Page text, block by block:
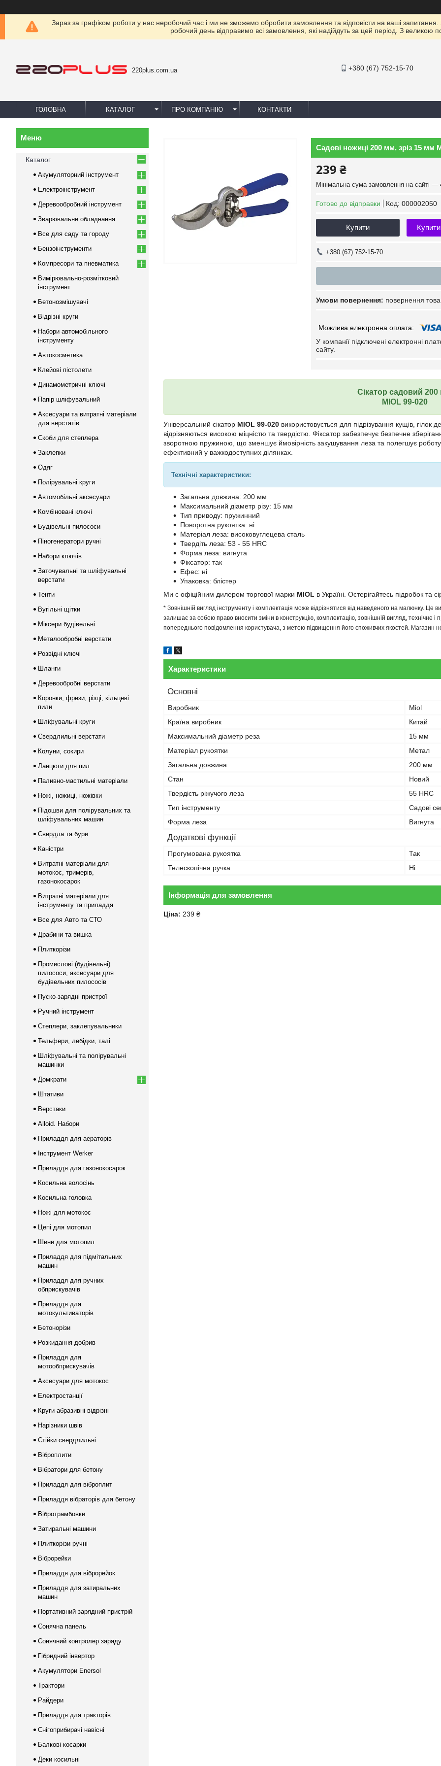
Зараз за графіком роботи у нас неробочий час і ми не зможемо обробити замовлення та відповісти на ваші
робочий день відправимо всі замовлення, які надійдуть за цей період. З великою
220plus.com.ua +380 (67) 752-15-70
ГОЛОВНА КАТАЛОГ ПРО КОМПАНІЮ КОНТАКТИ
Садові ножиці 200 мм, зріз 15 мм
239 ₴
Мінімальна сума замовлення на сайті —
Готово до відправки Код: 000002050
Купити
+380 (67) 752-15-70
повернення
У компанії підключені електронні
сайту.
Сікатор садовий
MIOL 99-020
Універсальний сікатор MIOL 99-020 використовується для підрізування кущів, гілок
відрізняються високою міцністю та твердістю. Фіксатор забезпечує безпечне
зворотною пружиною, що зменшує ймовірність закушування леза та полегшує
ефективний у важкодоступних ділянках.
Технічні характеристики:
Загальна довжина: 200 мм
Максимальний діаметр різу: 15 мм
Тип приводу: пружинний
Поворотна рукоятка: ні
Матеріал леза: високовуглецева сталь
Твердіть леза: 53 - 55 HRC
Форма леза: вигнута
Фіксатор: так
Ефес: ні
Упаковка: блістер
Ми є офіційним дилером торгової марки MIOL в Україні. Остерігайтесь підробок та
* Зовнішній вигляд інструменту і комплектація може відрізнятися від наведеного на малюнку.
залишає за собою право вносити зміни в конструкцію, комплектацію, зовнішній вигляд, технічне
попереднього повідомлення користувача, з метою підвищення його споживчих якостей. Магазин
Характеристики
Основні
Виробник
Miol
Країна виробник
Китай
Максимальний діаметр реза
15 мм
Матеріал рукоятки
Метал
Загальна довжина
200 мм
Стан
Новий
Твердість ріжучого леза
55 HRC
Тип інструменту
Садові
Форма леза
Вигнута
Додаткові функції
Прогумована рукоятка
Так
Телескопічна ручка
Ні
Інформація для замовлення
Ціна: 239 ₴
Каталог
Акумуляторний інструмент
Електроінструмент
Деревообробний інструмент
Зварювальне обладнання
Все для саду та городу
Бензоінструменти
Компресори та пневматика
Вимірювально-розмітковий
інструмент
Бетонозмішувачі
Відрізні круги
Набори автомобільного
інструменту
Автокосметика
Клейові пістолети
Динамометричні ключі
Папір шліфувальний
Аксесуари та витратні матеріали
для верстатів
Скоби для степлера
Заклепки
Одяг
Полірувальні круги
Автомобільні аксесуари
Комбіновані ключі
Будівельні пилососи
Піногенератори ручні
Набори ключів
Заточувальні та шліфувальні
верстати
Тенти
Вугільні щітки
Міксери будівельні
Металообробні верстати
Розвідні ключі
Шланги
Деревообробні верстати
Коронки, фрези, різці, кільцеві
пили
Шліфувальні круги
Свердлильні верстати
Колуни, сокири
Ланцюги для пил
Паливно-мастильні матеріали
Ножі, ножиці, ножівки
Підошви для полірувальних та
шліфувальних машин
Свердла та бури
Каністри
Витратні матеріали для
мотокос, тримерів,
газонокосарок
Витратні матеріали для
інструменту та приладдя
Все для Авто та СТО
Драбини та вишка
Плиткорізи
Промислові (будівельні)
пилососи, аксесуари для
будівельних пилососів
Пуско-зарядні пристрої
Ручний інструмент
Степлери, заклепувальники
Тельфери, лебідки, талі
Шліфувальні та полірувальні
машинки
Домкрати
Штативи
Верстаки
Alloid. Набори
Приладдя для аераторів
Інструмент Werker
Приладдя для газонокосарок
Косильна волосінь
Косильна головка
Ножі для мотокос
Цепі для мотопил
Шини для мотопил
Приладдя для підмітальних
машин
Приладдя для ручних
обприскувачів
Приладдя для
мотокультиваторів
Бетонорізи
Розкидання добрив
Приладдя для
мотообприскувачів
Аксесуари для мотокос
Електростанції
Круги абразивні відрізні
Нарізники швів
Стійки свердлильні
Віброплити
Вібратори для бетону
Приладдя для віброплит
Приладдя вібраторів для бетону
Вібротрамбовки
Затиральні машини
Плиткорізи ручні
Віброрейки
Приладдя для віброрейок
Приладдя для затиральних
машин
Портативний зарядний пристрій
Сонячна панель
Сонячний контролер заряду
Гібридний інвертор
Акумулятори Enersol
Трактори
Райдери
Приладдя для тракторів
Снігоприбирачі навісні
Балкові косарки
Деки косильні